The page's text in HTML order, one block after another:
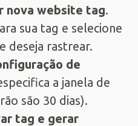
nova website tag.
sua tag e selecione
deseja rastrear.
de
a janela de
são 30 dias).
tag e gerar